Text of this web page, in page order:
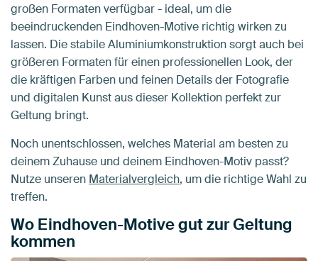
großen Formaten verfügbar - ideal, um die
beeindruckenden Eindhoven-Motive richtig wirken zu
lassen. Die stabile Aluminiumkonstruktion sorgt auch bei
größeren Formaten für einen professionellen Look, der
die kräftigen Farben und feinen Details der Fotografie
und digitalen Kunst aus dieser Kollektion perfekt zur
Geltung bringt.
Noch unentschlossen, welches Material am besten zu
deinem Zuhause und deinem Eindhoven-Motiv passt?
Nutze unseren Materialvergleich, um die richtige Wahl zu
treffen.
Wo Eindhoven-Motive gut zur Geltung
kommen